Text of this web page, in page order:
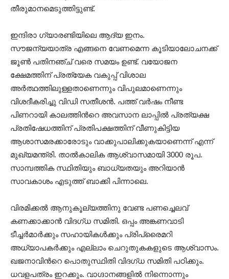
തീരുമാനമെടുത്തിട്ടുണ്ട്.
ഇന്ദിരാ ഗ്യാരണ്ടിയിലെ ആദ്യ ഇനം.
സൗജന്യയാത്ര എങ്ങനെ വേണമെന്ന കൂടിയാലോചനക്ക്
ജൂൺ പതിനഞ്ച് വരെ സമയം ഉണ്ട്. വയോജന
ക്ഷേമത്തിന് പ്രത്യേക വകുപ്പ് വിശാല
അർത്ഥത്തിലുള്ളതാണെന്നും വിപുലമാണെന്നും
വിശദീകരിച്ചു വിഡി സതീശൻ. പത്ത് വർഷം നീണ്ട
പിണറായി കാലത്തിന്‍റെ അവസാന ലാപ്പിൽ പ്രത്യക്ഷ
പ്രതിഷേധത്തിന് പ്രതിപക്ഷത്തിന് വീണുകിട്ടിയ
ആശാസമരക്കാരോടും വാക്കുപാലിക്കുകയാണെന്ന് എന്ന്
മുഖ്യമന്ത്രി. താൽകാലിക ആശ്വാസമായി 3000 രൂപ.
സാമ്പത്തിക സ്ഥിതിയും ബാധ്യതയും അറിയാൻ
സാവകാശം എടുത്ത് ബാക്കി പിന്നാലെ.
വിരമിക്കൽ ആനുകൂല്യത്തിനു വേണ്ട പണച്ചെലവ്
കണക്കാക്കാൻ വിദഗ്ധ സമിതി. ഒപ്പം അങ്കണവാടി
ടീച്ചർമാർക്കും സഹായികൾക്കും പ്രിപ്രൈമറി
അധ്യാപകർക്കും എല്ലാം ചെറുതുകകളുടെ ആശ്വാസം.
ഖജനാവിന്‍റെ പൊതുസ്ഥിതി വിദഗ്ധ സമിതി പഠിക്കും.
ധവളപത്രം ഇറക്കും. വാഗ്ദാനങ്ങളിൽ നിന്നൊന്നും